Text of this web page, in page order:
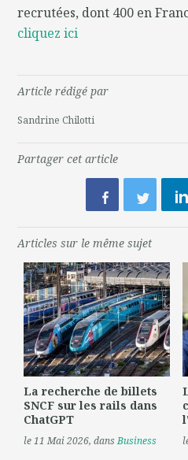
recrutées, dont 400 en
cliquez ici
Article rédigé par
Sandrine Chilotti
Partager cet article
Articles sur le même sujet
La recherche de billets
SNCF sur les rails dans
ChatGPT
le 11 Mai 2026, dansBusiness